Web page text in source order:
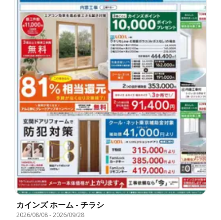
カインズ ホーム - チラシ
2026/08/08-2026/09/28